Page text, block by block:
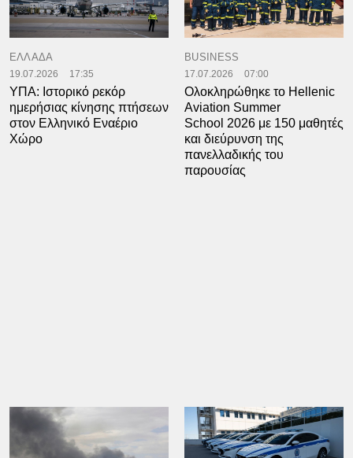
ΕΛΛΑΔΑ
19.07.2026 17:35
ΥΠΑ: Ιστορικό ρεκόρ
ημερήσιας κίνησης πτήσεων
στον Ελληνικό Εναέριο
Χώρο
BUSINESS
17.07.2026 07:00
Ολοκληρώθηκε το Hellenic
Aviation Summer
School 2026 με 150 μαθητές
και διεύρυνση της
πανελλαδικής του
παρουσίας